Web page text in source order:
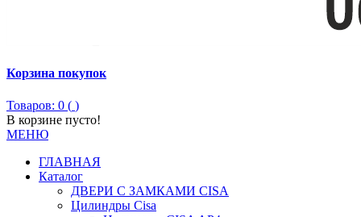
Корзина покупок
Товаров: 0 ( )
В корзине пусто!
МЕНЮ
ГЛАВНАЯ
Каталог
ДВЕРИ С ЗАМКАМИ CISA
Цилиндры Сisa